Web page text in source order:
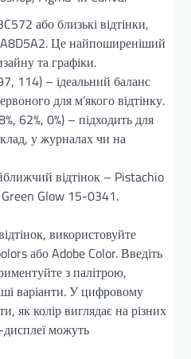
або близькі відтінки,
Це найпоширеніший
та графіки.
114) – ідеальний баланс
для м’якого відтінку.
62%, 0%) – підходить для
у журналах чи на
відтінок – Pistachio
Glow 15-0341.
використовуйте
або Adobe Color. Введіть
з палітрою,
варіанти. У цифровому
як колір виглядає на різних
дисплеї можуть